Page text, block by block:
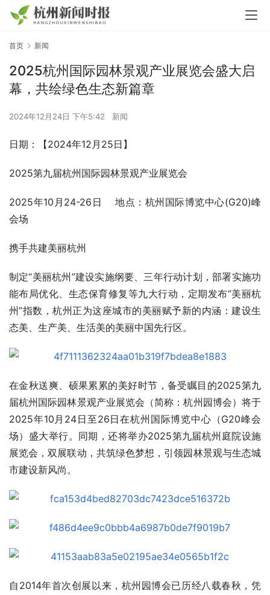
首页 新闻
2025杭州国际园林景观产业展览会盛大启
幕，共绘绿色生态新篇章
2024年12月24日 下午5:42 新闻
日期：【2024年12月25日】
2025第九届杭州国际园林景观产业展览会
2025年10月24-26日    地点：杭州国际博览中心(G20)峰
会场
携手共建美丽杭州
制定“美丽杭州”建设实施纲要、三年行动计划，部署实施功
能布局优化、生态保育修复等九大行动，定期发布“美丽杭
州”指数，杭州正为这座城市的美丽赋予新的内涵：建设生
态美、生产美、生活美的美丽中国先行区。
在金秋送爽、硕果累累的美好时节，备受瞩目的2025第九
届杭州国际园林景观产业展览会（简称：杭州园博会）将于
2025年10月24日至26日在杭州国际博览中心（G20峰会
场）盛大举行。同期，还将举办2025第九届杭州庭院设施
展览会，双展联动，共筑绿色梦想，引领园林景观与生态城
市建设新风尚。
自2014年首次创展以来，杭州园博会已历经八载春秋，凭